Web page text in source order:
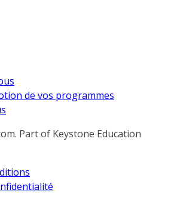
de vos programmes
Part of Keystone Education